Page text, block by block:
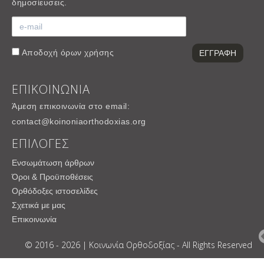
δημοσίευσεις.
Αποδοχή όρων χρήσης
ΕΠΙΚΟΙΝΩΝΙΑ
Άμεση επικοινωνία στο email:
contact@koinoniaorthodoxias.org
ΕΠΙΛΟΓΕΣ
Ενσωμάτωση άρθρων
Όροι & Προϋποθέσεις
Ορθόδοξες ιστοσελίδες
Σχετικά με μας
Επικοινωνία
© 2016 - 2026 | Κοινωνία Ορθοδοξίας - All Rights Reserved